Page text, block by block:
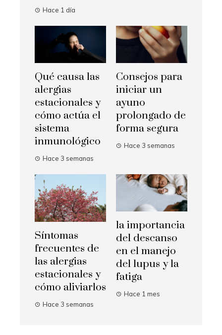
Hace 1 día
Qué causa las
alergias
estacionales y
cómo actúa el
sistema
inmunológico
Hace 3 semanas
Consejos para
iniciar un
ayuno
prolongado de
forma segura
Hace 3 semanas
Síntomas
frecuentes de
las alergias
estacionales y
cómo aliviarlos
Hace 3 semanas
la importancia
del descanso
en el manejo
del lupus y la
fatiga
Hace 1 mes